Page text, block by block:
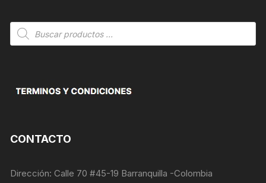
Búsqueda
de
CONTACTO
Dirección: Calle 70 #45-19 Barranquilla -Colombia